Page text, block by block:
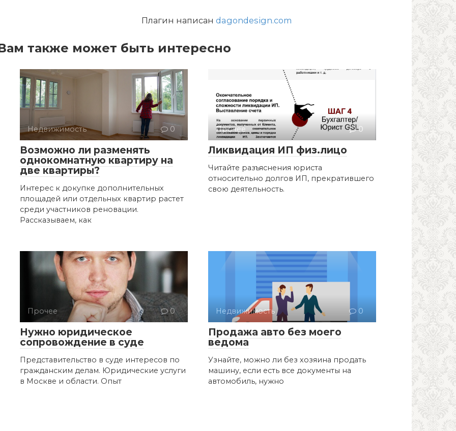
Плагин написан dagondesign.com
также может быть интересно
Недвижимость 0
Возможно ли разменять
однокомнатную квартиру на
две квартиры?
Интерес к докупке дополнительных
площадей или отдельных квартир растет
среди участников реновации.
Рассказываем, как
Прочее 0
Ликвидация ИП физ.лицо
Читайте разъяснения юриста
относительно долгов ИП, прекратившего
свою деятельность.
Прочее 0
Нужно юридическое
сопровождение в суде
Представительство в суде интересов по
гражданским делам. Юридические услуги
в Москве и области. Опыт
Недвижимость 0
Продажа авто без моего
ведома
Узнайте, можно ли без хозяина продать
машину, если есть все документы на
автомобиль, нужно